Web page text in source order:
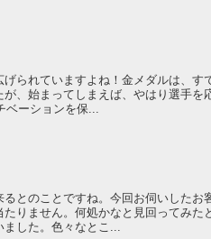
られていますよね！金メダルは、す
、始まってしまえば、やはり選手を
ーションを保...
とのことですね。今回お伺いしたお
りません。何処かなと見回ってみ
ました。色々なとこ...